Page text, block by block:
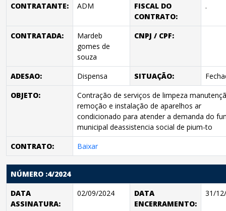
CONTRATANTE: ADM
FISCAL DO
CONTRATO:
.
CONTRATADA:
Mardeb
gomes de
souza
CNPJ / CPF:
ADESAO: Dispensa SITUAÇÃO:
OBJETO:
Contração de serviços de limpeza
remoção e instalação de aparelhos ar
condicionado para atender a demanda do
municipal deassistencia social de pium-to
CONTRATO:
Baixar
NÚMERO :4/2024
DATA
ASSINATURA:
02/09/2024
DATA
ENCERRAMENTO:
31/